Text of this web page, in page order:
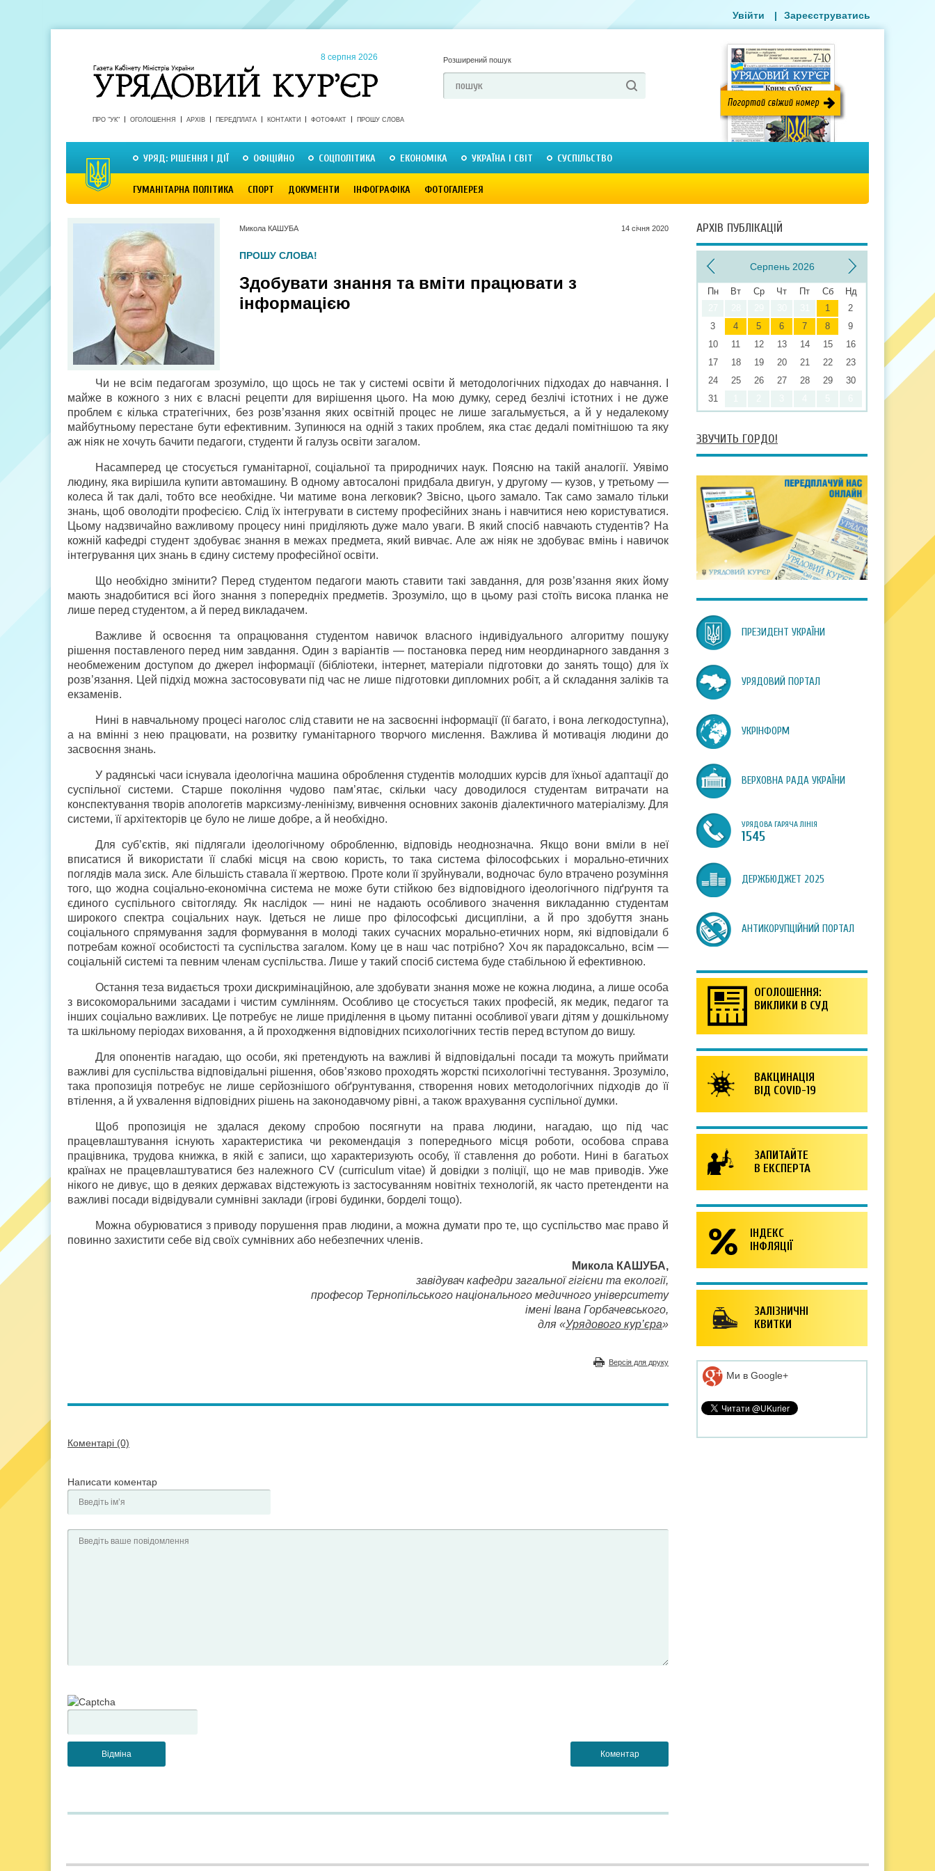
8 серпня 2026 Розширений пошук
ПРО "УК" ОГОЛОШЕННЯ АРХІВ ПЕРЕДПЛАТА КОНТАКТИ ФОТОФАКТ ПРОШУ СЛОВА
УРЯД: РІШЕННЯ І ДІЇ ОФІЦІЙНО СОЦПОЛІТИКА ЕКОНОМІКА УКРАЇНА І СВІТ СУСПІЛЬСТВО
ГУМАНІТАРНА ПОЛІТИКА СПОРТ ДОКУМЕНТИ ІНФОГРАФІКА ФОТОГАЛЕРЕЯ
Увійти | Зареєструватись
Микола КАШУБА 14 сiчня 2020
ПРОШУ СЛОВА!
Здобувати знання та вміти працювати з
інформацією
Чи не всім педагогам зрозуміло, що щось не так у системі освіти й методологічних підходах до навчання. І
майже в кожного з них є власні рецепти для вирішення цього. На мою думку, серед безлічі істотних і не дуже
проблем є кілька стратегічних, без розв’язання яких освітній процес не лише загальмується, а й у недалекому
майбутньому перестане бути ефективним. Зупинюся на одній з таких проблем, яка стає дедалі помітнішою та яку
аж ніяк не хочуть бачити педагоги, студенти й галузь освіти загалом.
Насамперед це стосується гуманітарної, соціальної та природничих наук. Поясню на такій аналогії. Уявімо
людину, яка вирішила купити автомашину. В одному автосалоні придбала двигун, у другому — кузов, у третьому —
колеса й так далі, тобто все необхідне. Чи матиме вона легковик? Звісно, цього замало. Так само замало тільки
знань, щоб оволодіти професією. Слід їх інтегрувати в систему професійних знань і навчитися нею користуватися.
Цьому надзвичайно важливому процесу нині приділяють дуже мало уваги. В який спосіб навчають студентів? На
кожній кафедрі студент здобуває знання в межах предмета, який вивчає. Але аж ніяк не здобуває вмінь і навичок
інтегрування цих знань в єдину систему професійної освіти.
Що необхідно змінити? Перед студентом педагоги мають ставити такі завдання, для розв’язання яких йому
мають знадобитися всі його знання з попередніх предметів. Зрозуміло, що в цьому разі стоїть висока планка не
лише перед студентом, а й перед викладачем.
Важливе й освоєння та опрацювання студентом навичок власного індивідуального алгоритму пошуку
рішення поставленого перед ним завдання. Один з варіантів — постановка перед ним неординарного завдання з
необмеженим доступом до джерел інформації (бібліотеки, інтернет, матеріали підготовки до занять тощо) для їх
розв’язання. Цей підхід можна застосовувати під час не лише підготовки дипломних робіт, а й складання заліків та
екзаменів.
Нині в навчальному процесі наголос слід ставити не на засвоєнні інформації (її багато, і вона легкодоступна),
а на вмінні з нею працювати, на розвитку гуманітарного творчого мислення. Важлива й мотивація людини до
засвоєння знань.
У радянські часи існувала ідеологічна машина оброблення студентів молодших курсів для їхньої адаптації до
суспільної системи. Старше покоління чудово пам’ятає, скільки часу доводилося студентам витрачати на
конспектування творів апологетів марксизму-ленінізму, вивчення основних законів діалектичного матеріалізму. Для
системи, її архітекторів це було не лише добре, а й необхідно.
Для суб’єктів, які підлягали ідеологічному обробленню, відповідь неоднозначна. Якщо вони вміли в неї
вписатися й використати її слабкі місця на свою користь, то така система філософських і морально-етичних
поглядів мала зиск. Але більшість ставала її жертвою. Проте коли її зруйнували, водночас було втрачено розуміння
того, що жодна соціально-економічна система не може бути стійкою без відповідного ідеологічного підґрунтя та
єдиного суспільного світогляду. Як наслідок — нині не надають особливого значення викладанню студентам
широкого спектра соціальних наук. Ідеться не лише про філософські дисципліни, а й про здобуття знань
соціального спрямування задля формування в молоді таких сучасних морально-етичних норм, які відповідали б
потребам кожної особистості та суспільства загалом. Кому це в наш час потрібно? Хоч як парадоксально, всім —
соціальній системі та певним членам суспільства. Лише у такий спосіб система буде стабільною й ефективною.
Остання теза видається трохи дискримінаційною, але здобувати знання може не кожна людина, а лише особа
з високоморальними засадами і чистим сумлінням. Особливо це стосується таких професій, як медик, педагог та
інших соціально важливих. Це потребує не лише приділення в цьому питанні особливої уваги дітям у дошкільному
та шкільному періодах виховання, а й проходження відповідних психологічних тестів перед вступом до вишу.
Для опонентів нагадаю, що особи, які претендують на важливі й відповідальні посади та можуть приймати
важливі для суспільства відповідальні рішення, обов’язково проходять жорсткі психологічні тестування. Зрозуміло,
така пропозиція потребує не лише серйознішого обґрунтування, створення нових методологічних підходів до її
втілення, а й ухвалення відповідних рішень на законодавчому рівні, а також врахування суспільної думки.
Щоб пропозиція не здалася декому спробою посягнути на права людини, нагадаю, що під час
працевлаштування існують характеристика чи рекомендація з попереднього місця роботи, особова справа
працівника, трудова книжка, в якій є записи, що характеризують особу, її ставлення до роботи. Нині в багатьох
країнах не працевлаштуватися без належного CV (сurriculum vitae) й довідки з поліції, що не мав приводів. Уже
нікого не дивує, що в деяких державах відстежують із застосуванням новітніх технологій, як часто претенденти на
важливі посади відвідували сумнівні заклади (ігрові будинки, борделі тощо).
Можна обурюватися з приводу порушення прав людини, а можна думати про те, що суспільство має право й
повинно захистити себе від своїх сумнівних або небезпечних членів.
Микола КАШУБА,
завідувач кафедри загальної гігієни та екології,
професор Тернопільського національного медичного університету
імені Івана Горбачевського,
для «Урядового кур’єра»
Версія для друку
Коментарі (0)
Написати коментар
АРХІВ ПУБЛІКАЦІЙ
Серпень 2026
Пн Вт Ср Чт Пт Сб
Нд
1
2
3
4 5 6 7 8
9
10
11 12 13 14 15
16
17
18 19 20 21 22
23
24
25 26 27 28 29
30
31
ЗВУЧИТЬ ГОРДО!
ПРЕЗИДЕНТ УКРАЇНИ
УРЯДОВИЙ ПОРТАЛ
УКРІНФОРМ
ВЕРХОВНА РАДА УКРАЇНИ
УРЯДОВА ГАРЯЧА ЛІНІЯ
1545
ДЕРЖБЮДЖЕТ 2025
АНТИКОРУПЦІЙНИЙ ПОРТАЛ
ОГОЛОШЕННЯ:
ВИКЛИКИ В СУД
ВАКЦИНАЦІЯ
ВІД COVID-19
ЗАПИТАЙТЕ
В ЕКСПЕРТА
ІНДЕКС
ІНФЛЯЦІЇ
ЗАЛІЗНИЧНІ
КВИТКИ
Ми в Google+